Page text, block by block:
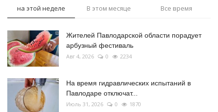
на этой неделе В этом месяце Все время
Жителей Павлодарской области порадует
арбузный фестиваль
Авг 4, 2026 0 2234
На время гидравлических испытаний в
Павлодаре отключат...
Июль 31, 2026 0 1870